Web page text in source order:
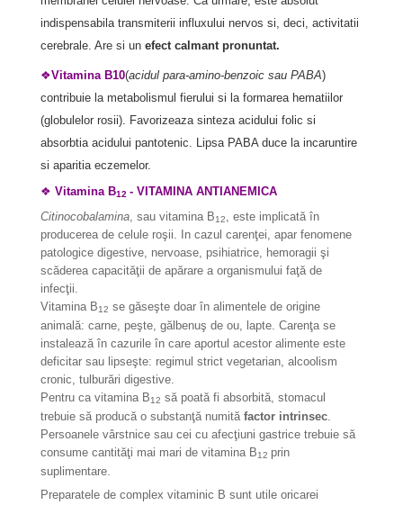
indispensabila transmiterii influxului nervos si, deci, activitatii
cerebrale. Are si un efect calmant pronuntat.
❖Vitamina B10(acidul para-amino-benzoic sau PABA)
contribuie la metabolismul fierului si la formarea hematiilor
(globulelor rosii). Favorizeaza sinteza acidului folic si
absorbtia acidului pantotenic. Lipsa PABA duce la incaruntire
si aparitia eczemelor.
❖ Vitamina B12 - VITAMINA ANTIANEMICA
Citinocobalamina , sau vitamina B12
, este implicată în
producerea de celule roşii. In cazul carenţei, apar fenomene
patologice digestive, nervoase, psihiatrice, hemoragii şi
scăderea capacităţii de apărare a organis­mului faţă de
infecţii.
Vitamina B12 se găseşte doar în alimentele de origine
animală: carne, peşte, gălbenuş de ou, lapte. Carenţa se
instalează în cazurile în care aportul acestor alimen­te este
deficitar sau lipseşte: regimul strict vegetarian, alcoolism
cronic, tulburări digestive.
Pentru ca vita­mina B12 să poată fi absorbită, stomacul
trebuie să producă o substanţă numită factor intrinsec
Persoanele vârstnice sau cei cu afecţiuni gastrice trebuie să
consume cantităţi mai mari de vitamina B12 prin
suplimentare.
Preparatele de complex vitaminic B sunt utile oricarei